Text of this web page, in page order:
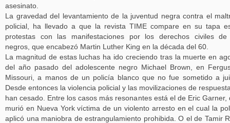
asesinato.
La gravedad del levantamiento de la juventud negra contra el
policial, ha llevado a que la revista TIME compare en su tapa
protestas con las manifestaciones por los derechos civiles de
negros, que encabezó Martin Luther King en la década del 60.
La magnitud de estas luchas ha ido creciendo tras la muerte en
del año pasado del adolescente negro Michael Brown, en
Missouri, a manos de un policía blanco que no fue sometido a
Desde entonces la violencia policial y las movilizaciones de
han cesado. Entre los casos más resonantes está el de Eric Garner,
murió en Nueva York víctima de un violento arresto en el cual la
aplicó una maniobra de estrangulamiento prohibida. O el de Tamir